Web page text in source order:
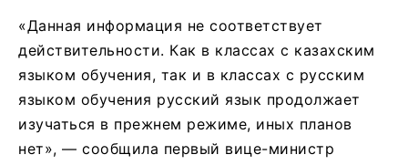
«Данная информация не соответствует
действительности. Как в классах с казахским
языком обучения, так и в классах с русским
языком обучения русский язык продолжает
изучаться в прежнем режиме, иных планов
нет», — сообщила первый вице-министр